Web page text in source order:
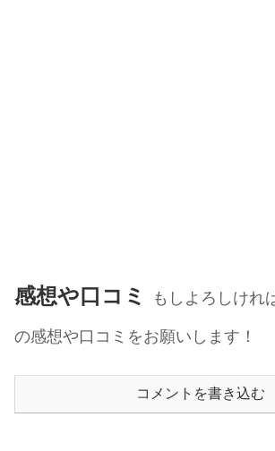
感想や口コミ
もしよろしけれ
の感想や口コミをお願いします！
コメントを書き込む